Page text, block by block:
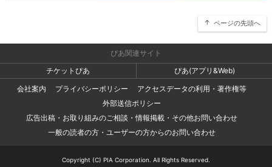
ページの先頭へ
ぴあ関連サイト
チケットぴあ
ぴあ(アプリ&Web)
会社案内
プライバシーポリシー
アクセスデータの利用・著作権等
外部送信ポリシー
広告出稿・お取り組みのご相談・情報掲載・その他お問い合わせ
一般の読者の方・ユーザーの方からのお問い合わせ
Copyright (C) PIA Corporation. All Rights Reserved.